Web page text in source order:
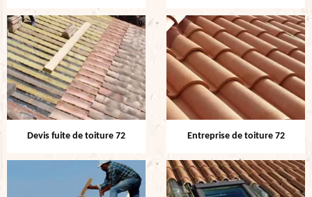
Devis fuite de toiture 72 Entreprise de toiture 72